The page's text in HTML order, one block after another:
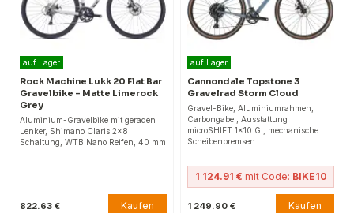
auf Lager
Rock Machine Lukk 20 Flat Bar
Gravelbike – Matte Limerock
Grey
Aluminium-Gravelbike mit geraden
Lenker, Shimano Claris 2x8
Schaltung, WTB Nano Reifen, 40 mm
822.63 € Kaufen
auf Lager
Cannondale Topstone 3
Gravelrad Storm Cloud
Gravel-Bike, Aluminiumrahmen,
Carbongabel, Ausstattung
microSHIFT 1x10 G., mechanische
Scheibenbremsen.
1 124.91 € mit Code: BIKE10
1 249.90 € Kaufen